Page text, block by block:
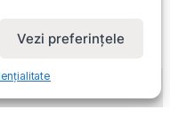
Vezi preferințele